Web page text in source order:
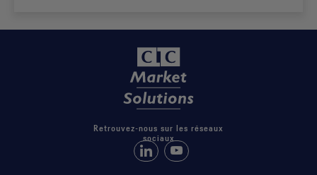
Retrouvez-nous sur les réseaux
sociaux
Retrouvez-nous sur LinkedIn
Suivez-nous sur Youtube